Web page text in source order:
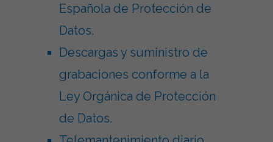
Española de Protección de
Datos.
Descargas y suministro de
grabaciones conforme a la
Ley Orgánica de Protección
de Datos.